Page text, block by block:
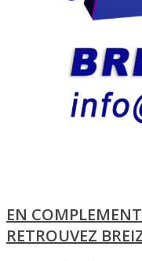
EN
RETROUVEZ